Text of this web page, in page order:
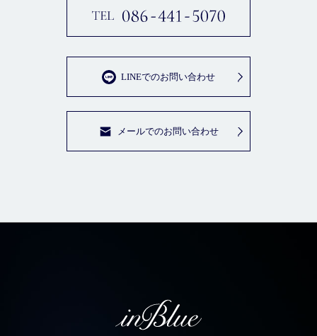
LINEでのお問い合わせ
メールでのお問い合わせ